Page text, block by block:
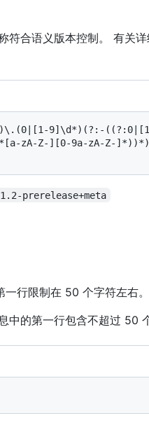
符合语义版本控制。 有关
9]\d*)(?:-((?:0|[1-
zA-Z-][0-9a-zA-Z-
prerelease+meta
行限制在 50 个字符左右。
中的第一行包含不超过 50